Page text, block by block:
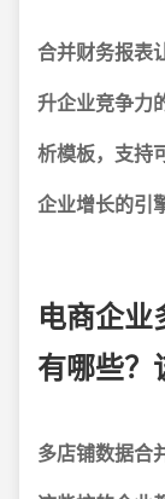
合并财务报表
升企业竞争力
析模板，支持
企业增长的引
电商企
有哪些？
多店铺数据合